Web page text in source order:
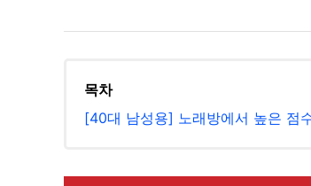
목차
[40대 남성용] 노래방에서 높은 점